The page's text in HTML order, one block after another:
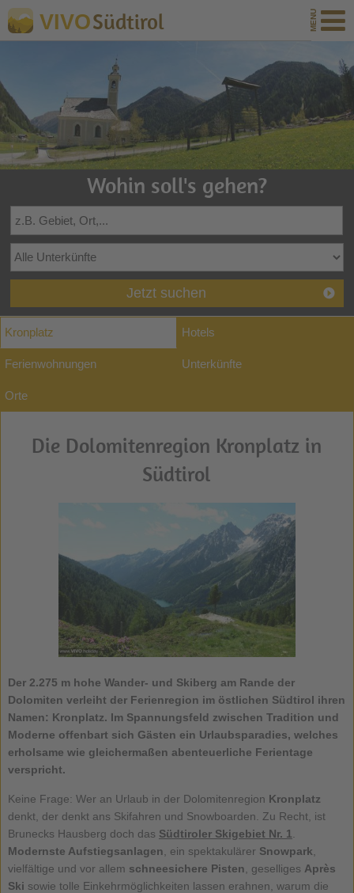
VIVOSüdtirol
Wohin soll's gehen?
Jetzt suchen
Die Dolomitenregion Kronplatz in
Südtirol
Kronplatz Hotels
Ferienwohnungen Unterkünfte
Orte
Der 2.275 m hohe Wander- und Skiberg am Rande der
Dolomiten verleiht der Ferienregion im östlichen Südtirol ihren
Namen: Kronplatz. Im Spannungsfeld zwischen Tradition und
Moderne offenbart sich Gästen ein Urlaubsparadies, welches
erholsame wie gleichermaßen abenteuerliche Ferientage
verspricht.
Keine Frage: Wer an Urlaub in der Dolomitenregion Kronplatz
denkt, der denkt ans Skifahren und Snowboarden. Zu Recht, ist
Brunecks Hausberg doch das Südtiroler Skigebiet Nr. 1
Modernste Aufstiegsanlagen , ein spektakulärer Snowpark
vielfältige und vor allem schneesichere Pisten , geselliges Après
Ski sowie tolle Einkehrmöglichkeiten lassen erahnen, warum die